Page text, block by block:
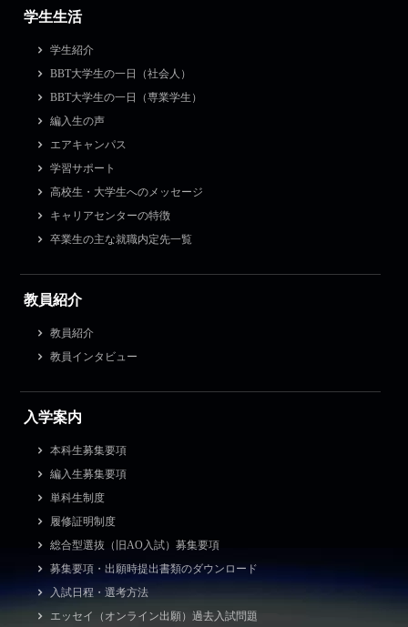
学生生活
学生紹介
BBT大学生の一日（社会人）
BBT大学生の一日（専業学生）
編入生の声
エアキャンパス
学習サポート
高校生・大学生へのメッセージ
キャリアセンターの特徴
卒業生の主な就職内定先一覧
教員紹介
教員紹介
教員インタビュー
入学案内
本科生募集要項
編入生募集要項
単科生制度
履修証明制度
総合型選抜（旧AO入試）募集要項
募集要項・出願時提出書類のダウンロード
入試日程・選考方法
エッセイ（オンライン出願）過去入試問題